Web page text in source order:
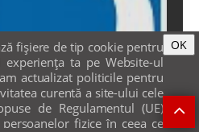
fişiere de tip cookie pentru
ta pe Website-ul
actualizat politicile pentru
curentă a site-ului cele
de Regulamentul (UE)
fizice în ceea ce
OK